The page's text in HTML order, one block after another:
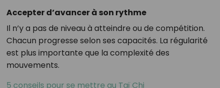
Accepter d’avancer à son rythme
Il n’y a pas de niveau à atteindre ou de compétition.
Chacun progresse selon ses capacités. La régularité
est plus importante que la complexité des
mouvements.
5 conseils pour se mettre au Taï Chi